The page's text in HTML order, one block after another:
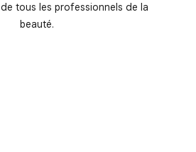
tous les professionnels de la
beauté.